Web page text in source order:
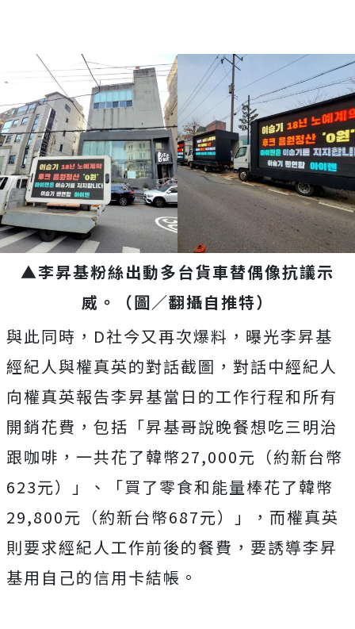
▲李昇基粉絲出動多台貨車替偶像抗議示
威。（圖／翻攝自推特）
與此同時，D社今又再次爆料，曝光李昇基
經紀人與權真英的對話截圖，對話中經紀人
向權真英報告李昇基當日的工作行程和所有
開銷花費，包括「昇基哥說晚餐想吃三明治
跟咖啡，一共花了韓幣27,000元（約新台幣
623元）」、「買了零食和能量棒花了韓幣
29,800元（約新台幣687元）」，而權真英
則要求經紀人工作前後的餐費，要誘導李昇
基用自己的信用卡結帳。